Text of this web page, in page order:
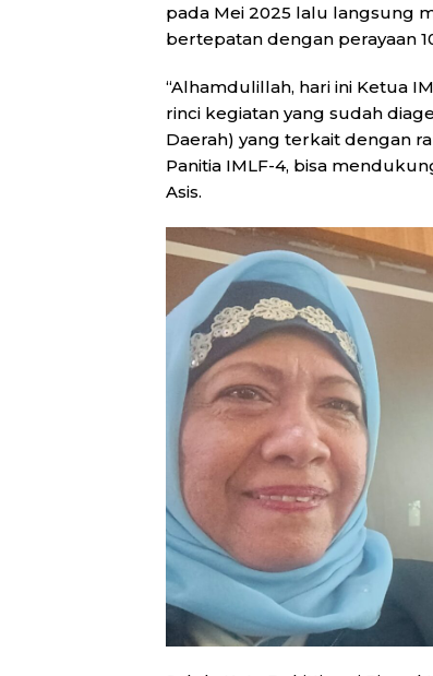
pada Mei 2025 lalu langsung
bertepatan dengan perayaan
“Alhamdulillah, hari ini Ketua
rinci kegiatan yang sudah
Daerah) yang terkait dengan
Panitia IMLF-4, bisa
Asis.